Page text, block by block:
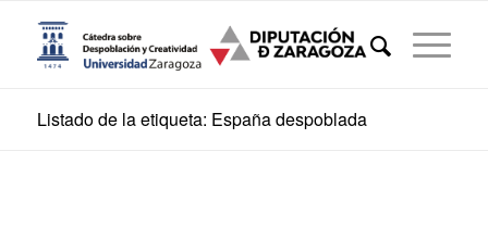
Listado de la etiqueta: España despoblada